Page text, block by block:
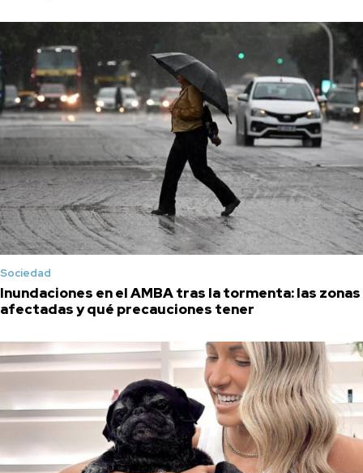
Sociedad
Inundaciones en el AMBA tras la tormenta: las zonas
afectadas y qué precauciones tener